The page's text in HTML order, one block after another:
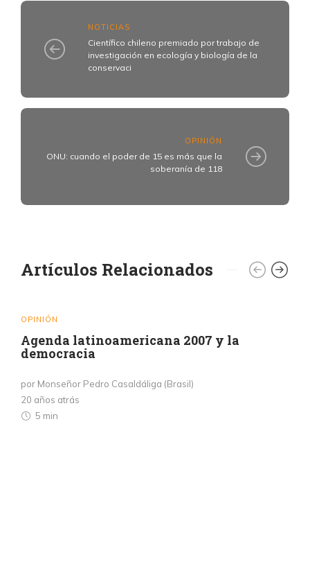
NOTICIAS
Científico chileno premiado por trabajo de
investigación en ecología y biología de la
conservaci
OPINIÓN
ONU: cuando el poder de 15 es más que la
soberanía de 118
Artículos Relacionados
OPINIÓN
Agenda latinoamericana 2007 y la
democracia
por Monseñor Pedro Casaldáliga (Brasil)
20 años atrás
5 min